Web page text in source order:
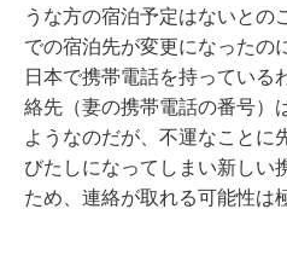
うな方の宿泊予定はないとの
での宿泊先が変更になったの
日本で携帯電話を持っている
絡先（妻の携帯電話の番号）
ようなのだが、不運なことに
びたしになってしまい新しい
ため、連絡が取れる可能性は